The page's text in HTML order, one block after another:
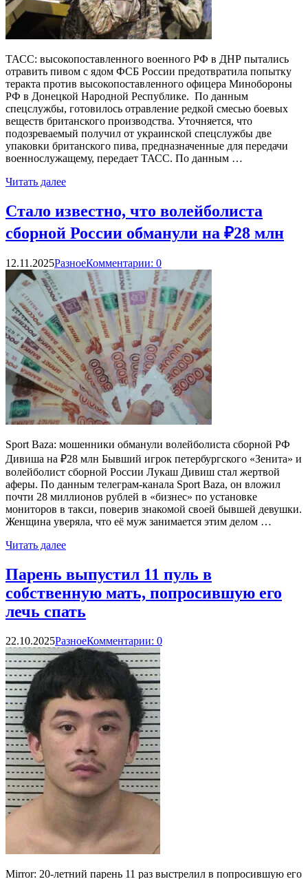
ТАСС: высокопоставленного военного РФ в ДНР пытались
отравить пивом с ядом ФСБ России предотвратила попытку
теракта против высокопоставленного офицера Минобороны
РФ в Донецкой Народной Республике. По данным
спецслужбы, готовилось отравление редкой смесью боевых
веществ британского производства. Уточняется, что
подозреваемый получил от украинской спецслужбы две
упаковки британского пива, предназначенные для передачи
военнослужащему, передает ТАСС. По данным …
Читать далее
Стало известно, что волейболиста
сборной России обманули на ₽28 млн
12.11.2025РазноеКомментарии: 0
Sport Baza: мошенники обманули волейболиста сборной РФ
Дивиша на ₽28 млн Бывший игрок петербургского «Зенита» и
волейболист сборной России Лукаш Дивиш стал жертвой
аферы. По данным телеграм-канала Sport Baza, он вложил
почти 28 миллионов рублей в «бизнес» по установке
мониторов в такси, поверив знакомой своей бывшей девушки.
Женщина уверяла, что её муж занимается этим делом …
Читать далее
Парень выпустил 11 пуль в
собственную мать, попросившую его
лечь спать
22.10.2025РазноеКомментарии: 0
Mirror: 20-летний парень 11 раз выстрелил в попросившую его